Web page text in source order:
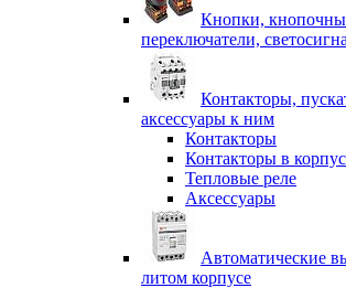
Кнопки,
переключатели,
Контакторы,
аксессуары к ним
Контакторы
Контакторы в
Тепловые реле
Аксессуары
Автоматические
литом корпусе